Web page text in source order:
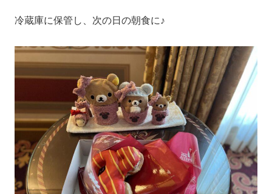
冷蔵庫に保管し、次の日の朝食に♪